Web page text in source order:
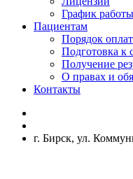
График работы
Пациентам
Порядок
Подготовка к
Получение
О правах и
Контакты
г. Бирск, ул.